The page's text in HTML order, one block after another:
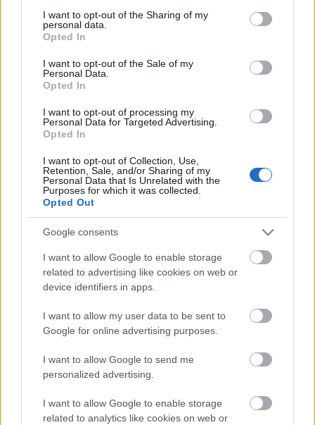
not limited to your visit or usage behaviour. You may click to
grant or deny consent to Google and its third-party tags to
use your data for below specified purposes in below Google
consent section.
I want to opt-out of the Sharing of my
personal data.
Opted In
I want to opt-out of the Sale of my
Personal Data.
Opted In
I want to opt-out of processing my
Personal Data for Targeted Advertising.
Opted In
I want to opt-out of Collection, Use,
Retention, Sale, and/or Sharing of my
Personal Data that Is Unrelated with the
Purposes for which it was collected.
Opted Out
Google consents
I want to allow Google to enable storage
related to advertising like cookies on web or
device identifiers in apps.
I want to allow my user data to be sent to
Google for online advertising purposes.
I want to allow Google to send me
personalized advertising.
I want to allow Google to enable storage
related to analytics like cookies on web or
Térszínház(III. kerület, Fő tér 1.)
Jegyrendelés: Térszínház Tel./Fax: 388-4310
Zanotta Veronika mobil: 06-30-327-8791
E-mail:terszinhaz@mail.datanet.hu
A meghívó nem szolgál belépőül, kérjük,
jegyrendelését a fenti telefonszámok valamelyikén
jelezze, hogy cseppnyi színházunkban helyet
biztosíthassunk Önnek.
Az előadás a Nemzeti Kulturális Örökség Minisztériuma,
a Nemzeti Kulturális Alap, a Nemzeti Civil Alapprogram,
a Fővárosi Közgyűlés Kulturális Bizottsága, a III. kerületi
Önkormányzat és a Színházi Dolgozók Szakszervezete
támogatásával jött létre
forrás:Térszínház
Ajánlott bejegyzések: